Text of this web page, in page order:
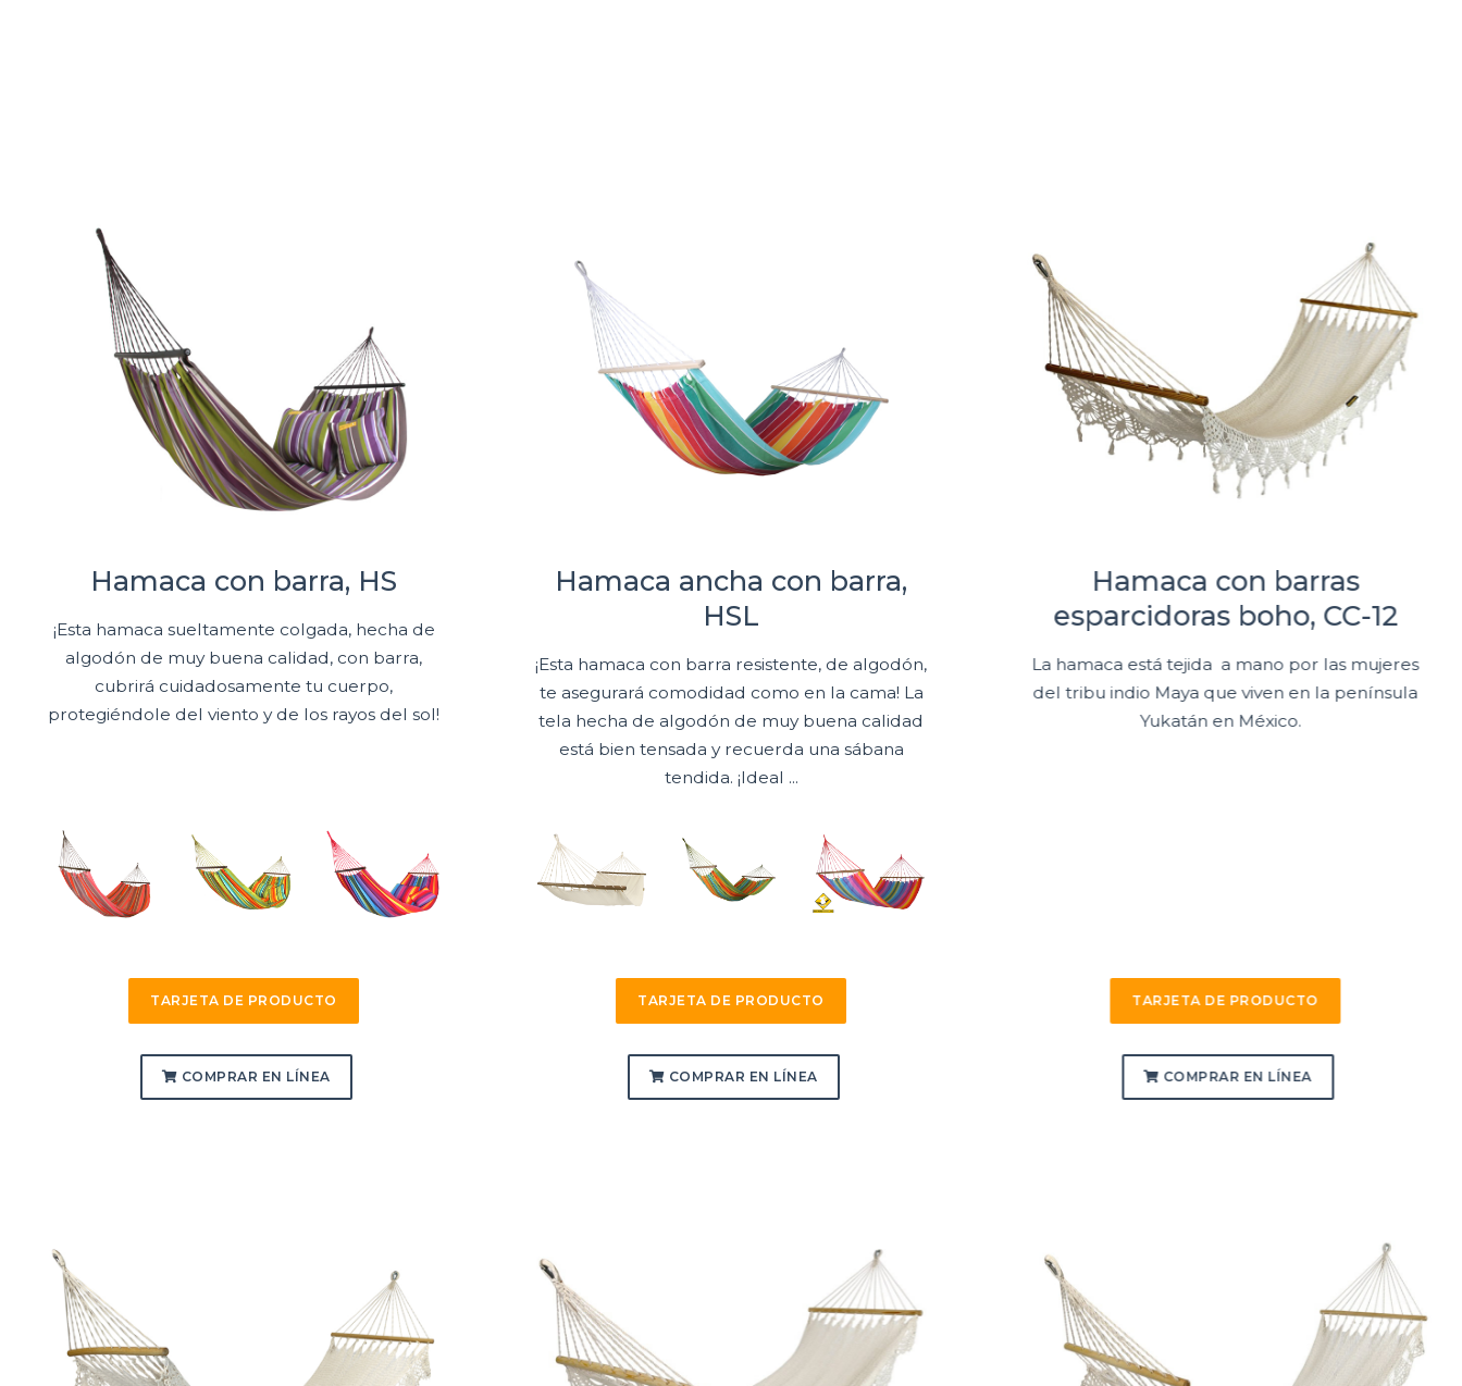
Hamaca con barra, HS
¡Esta hamaca sueltamente colgada, hecha de
algodón de muy buena calidad, con barra,
cubrirá cuidadosamente tu cuerpo,
protegiéndole del viento y de los rayos del sol!
TARJETA DE PRODUCTO
COMPRAR EN LÍNEA
Hamaca ancha con barra,
HSL
¡Esta hamaca con barra resistente, de algodón,
te asegurará comodidad como en la cama! La
tela hecha de algodón de muy buena calidad
está bien tensada y recuerda una sábana
tendida. ¡Ideal ...
TARJETA DE PRODUCTO
COMPRAR EN LÍNEA
Hamaca con barras
esparcidoras boho, CC-12
La hamaca está tejida a mano por las mujeres
del tribu indio Maya que viven en la península
Yukatán en México.
TARJETA DE PRODUCTO
COMPRAR EN LÍNEA